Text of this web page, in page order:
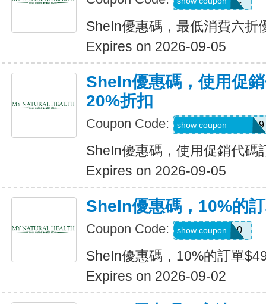
SheIn優惠碼，最低消費六折
Expires on 2026-09-05
SheIn優惠碼，使用促
20%折扣
Coupon Code: FRF4saidanais319
show coupon
SheIn優惠碼，使用促銷代碼
Expires on 2026-09-05
SheIn優惠碼，10%的
Coupon Code: 14DAY10
show coupon
SheIn優惠碼，10%的訂單
Expires on 2026-09-02